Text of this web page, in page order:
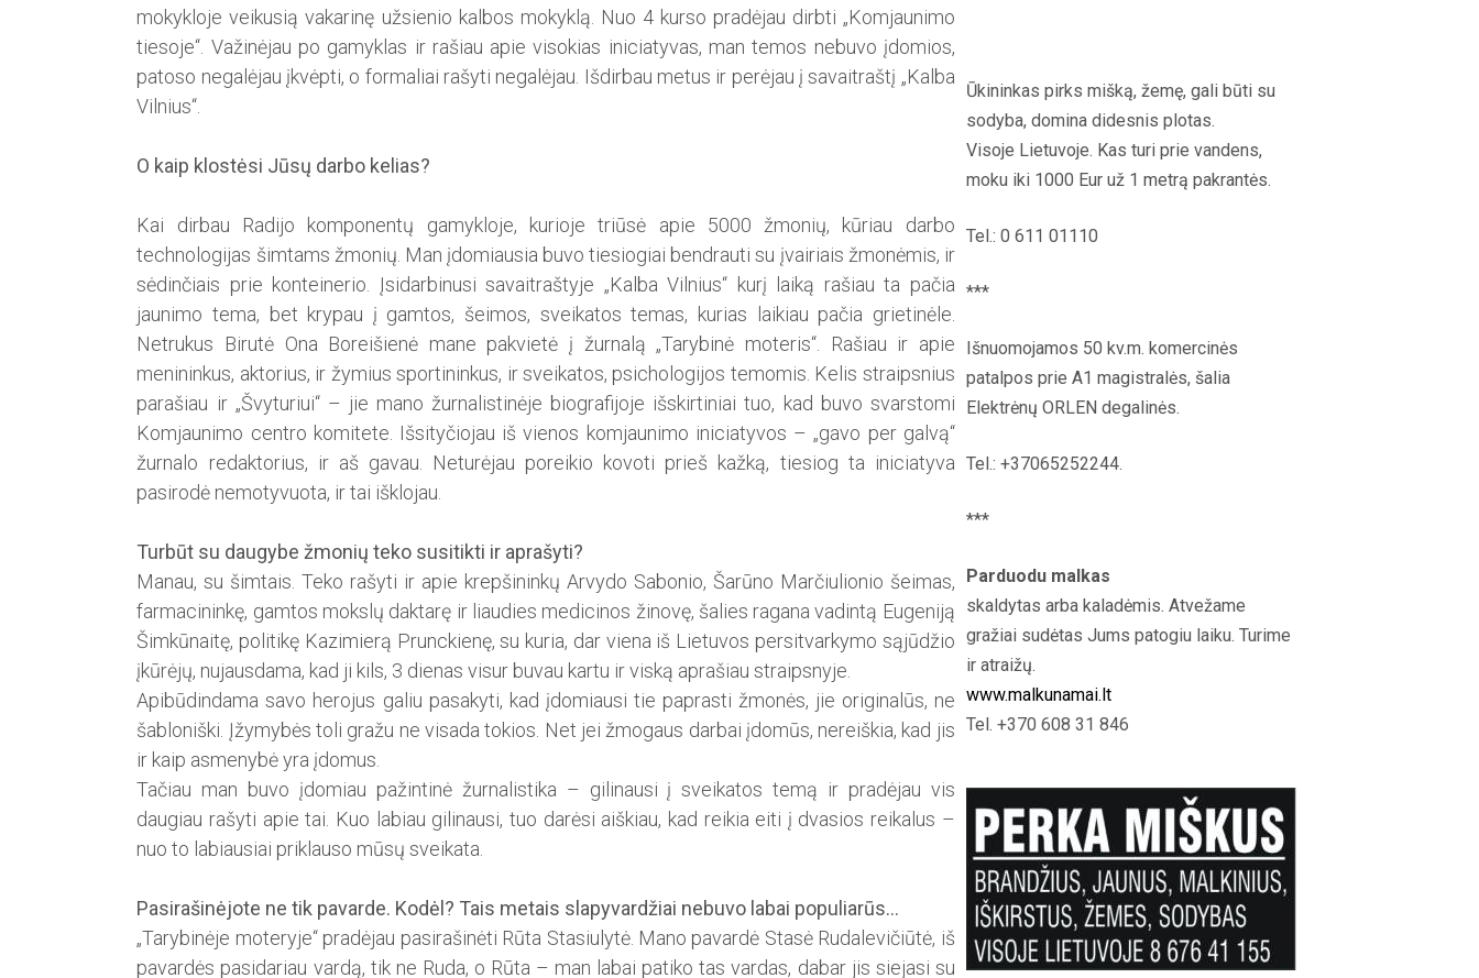
mokykloje veikusią vakarinę užsienio kalbos mokyklą. Nuo 4 kurso pradėjau dirbti „Komjaunimo
tiesoje“. Važinėjau po gamyklas ir rašiau apie visokias iniciatyvas, man temos nebuvo įdomios,
patoso negalėjau įkvėpti, o formaliai rašyti negalėjau. Išdirbau metus ir perėjau į savaitraštį „Kalba
Vilnius“.
O kaip klostėsi Jūsų darbo kelias?
Kai dirbau Radijo komponentų gamykloje, kurioje triūsė apie 5000 žmonių, kūriau darbo
technologijas šimtams žmonių. Man įdomiausia buvo tiesiogiai bendrauti su įvairiais žmonėmis, ir
sėdinčiais prie konteinerio. Įsidarbinusi savaitraštyje „Kalba Vilnius“ kurį laiką rašiau ta pačia
jaunimo tema, bet krypau į gamtos, šeimos, sveikatos temas, kurias laikiau pačia grietinėle.
Netrukus Birutė Ona Boreišienė mane pakvietė į žurnalą „Tarybinė moteris“. Rašiau ir apie
menininkus, aktorius, ir žymius sportininkus, ir sveikatos, psichologijos temomis. Kelis straipsnius
parašiau ir „Švyturiui“ – jie mano žurnalistinėje biografijoje išskirtiniai tuo, kad buvo svarstomi
Komjaunimo centro komitete. Išsityčiojau iš vienos komjaunimo iniciatyvos – „gavo per galvą“
žurnalo redaktorius, ir aš gavau. Neturėjau poreikio kovoti prieš kažką, tiesiog ta iniciatyva
pasirodė nemotyvuota, ir tai išklojau.
Turbūt su daugybe žmonių teko susitikti ir aprašyti?
Manau, su šimtais. Teko rašyti ir apie krepšininkų Arvydo Sabonio, Šarūno Marčiulionio šeimas,
farmacininkę, gamtos mokslų daktarę ir liaudies medicinos žinovę, šalies ragana vadintą Eugeniją
Šimkūnaitę, politikę Kazimierą Prunckienę, su kuria, dar viena iš Lietuvos persi­tvarkymo sąjūdžio
įkūrėjų, nujausdama, kad ji kils, 3 dienas visur buvau kartu ir viską aprašiau straipsnyje.
Apibūdindama savo herojus galiu pasakyti, kad įdomiausi tie paprasti žmonės, jie originalūs, ne
šabloniški. Įžymybės toli gražu ne visada tokios. Net jei žmogaus darbai įdomūs, nereiškia, kad jis
ir kaip asmenybė yra įdomus.
Tačiau man buvo įdomiau pažintinė žurnalistika – gilinausi į sveikatos temą ir pradėjau vis
daugiau rašyti apie tai. Kuo labiau gilinausi, tuo darėsi aiškiau, kad reikia eiti į dvasios reikalus –
nuo to labiausiai priklauso mūsų sveikata.
Pasirašinėjote ne tik pavarde. Kodėl? Tais metais slapyvardžiai nebuvo labai populiarūs…
„Tarybinėje moteryje“ pradėjau pasirašinėti Rūta Stasiulytė. Mano pavardė Stasė Rudalevičiūtė, iš
pa­vardės pasidariau vardą, tik ne Ruda, o Rūta – man labai patiko tas vardas, dabar jis siejasi su
Ūkininkas pirks mišką, žemę, gali būti su
sodyba, domina didesnis plotas.
Visoje Lietuvoje. Kas turi prie vandens,
moku iki 1000 Eur už 1 metrą pakrantės.
Tel.: 0 611 01110
***
Išnuomojamos 50 kv.m. komercinės
patalpos prie A1 magistralės, šalia
Elektrėnų ORLEN degalinės.
Tel.: +37065252244.
***
Parduodu malkas
skaldytas arba kaladėmis. Atvežame
gražiai sudėtas Jums patogiu laiku. Turime
ir atraižų.
www.malkunamai.lt
Tel. +370 608 31 846